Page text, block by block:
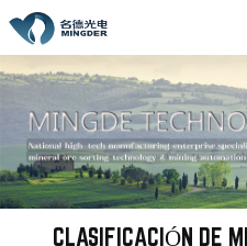
CLASIFICACIÓN DE